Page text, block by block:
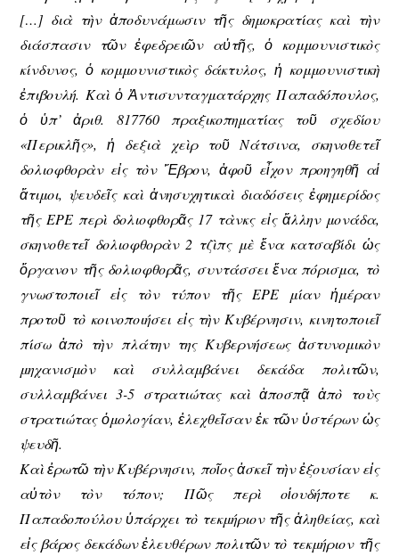
[…] διὰ τὴν ἀποδυνάμωσιν τῆς δημοκρατίας καὶ τὴν
διάσπασιν τῶν ἐφεδρειῶν αὐτῆς, ὁ κομμουνιστικὸς
κίνδυνος, ὁ κομμουνιστικὸς δάκτυλος, ἡ κομμουνιστικὴ
ἐπιβουλή. Καὶ ὁ Ἀντισυνταγματάρχης Παπαδόπουλος,
ὁ ὑπ’ ἀριθ. 817760 πραξικοπηματίας τοῦ σχεδίου
«Περικλῆς», ἡ δεξιὰ χεὶρ τοῦ Νάτσινα, σκηνοθετεῖ
δολιοφθορὰν εἰς τὸν Ἕβρον, ἀφοῦ εἶχον προηγηθῆ αἱ
ἄτιμοι, ψευδεῖς καὶ ἀνησυχητικαὶ διαδόσεις ἐφημερίδος
τῆς ΕΡΕ περὶ δολιοφθορᾶς 17 τὰνκς εἰς ἄλλην μονάδα,
σκηνοθετεῖ δολιοφθορὰν 2 τζὶπς μὲ ἕνα κατσαβίδι ὡς
ὄργανον τῆς δολιοφθορᾶς, συντάσσει ἕνα πόρισμα, τὸ
γνωστοποιεῖ εἰς τὸν τύπον τῆς ΕΡΕ μίαν ἡμέραν
προτοῦ τὸ κοινοποιήσει εἰς τὴν Κυβέρνησιν, κινητοποιεῖ
πίσω ἀπὸ τὴν πλάτην της Κυβερνήσεως ἀστυνομικὸν
μηχανισμὸν καὶ συλλαμβάνει δεκάδα πολιτῶν,
συλλαμβάνει 3-5 στρατιώτας καὶ ἀποσπᾷ ἀπὸ τοὺς
στρατιώτας ὁμολογίαν, ἐλεχθεῖσαν ἐκ τῶν ὑστέρων ὡς
ψευδῆ.
Καὶ ἐρωτῶ τὴν Κυβέρνησιν, ποῖος ἀσκεῖ τὴν ἐξουσίαν εἰς
αὐτὸν τὸν τόπον; Πῶς περὶ οἱουδήποτε κ.
Παπαδοπούλου ὑπάρχει τὸ τεκμήριον τῆς ἀληθείας, καὶ
εἰς βάρος δεκάδων ἐλευθέρων πολιτῶν τὸ τεκμήριον τῆς